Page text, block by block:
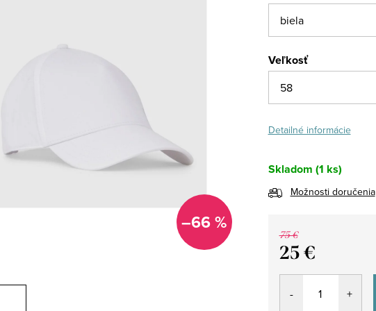
–66 %
Veľkosť
Detailné informácie
Skladom (1 ks)
Možnosti doručenia
75 €
25 €
Jednotková